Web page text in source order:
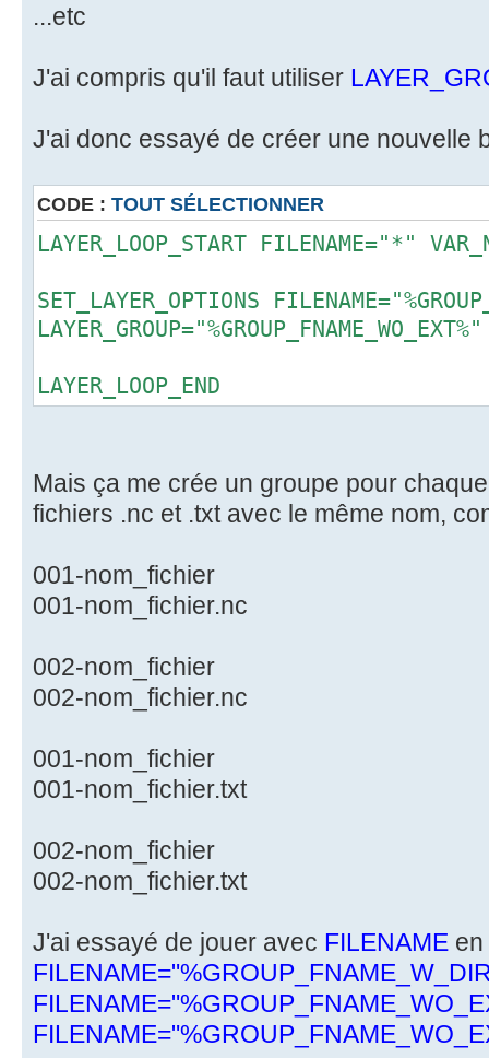
...etc
J'ai compris qu'il faut utiliser
J'ai donc essayé de créer une nouvelle
CODE : TOUT SÉLECTIONNER
LAYER_LOOP_START FILENAME="*"
SET_LAYER_OPTIONS
LAYER_GROUP="%GROUP_FNAME_WO_EXT%"
LAYER_LOOP_END
Mais ça me crée un groupe pour
fichiers .nc et .txt avec le même nom,
001-nom_fichier
001-nom_fichier.nc
002-nom_fichier
002-nom_fichier.nc
001-nom_fichier
001-nom_fichier.txt
002-nom_fichier
002-nom_fichier.txt
J'ai essayé de jouer avec FILENAME